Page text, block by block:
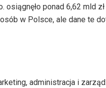
osiągnęło ponad 6,62 mld
w Polsce, ale dane te
administracja i